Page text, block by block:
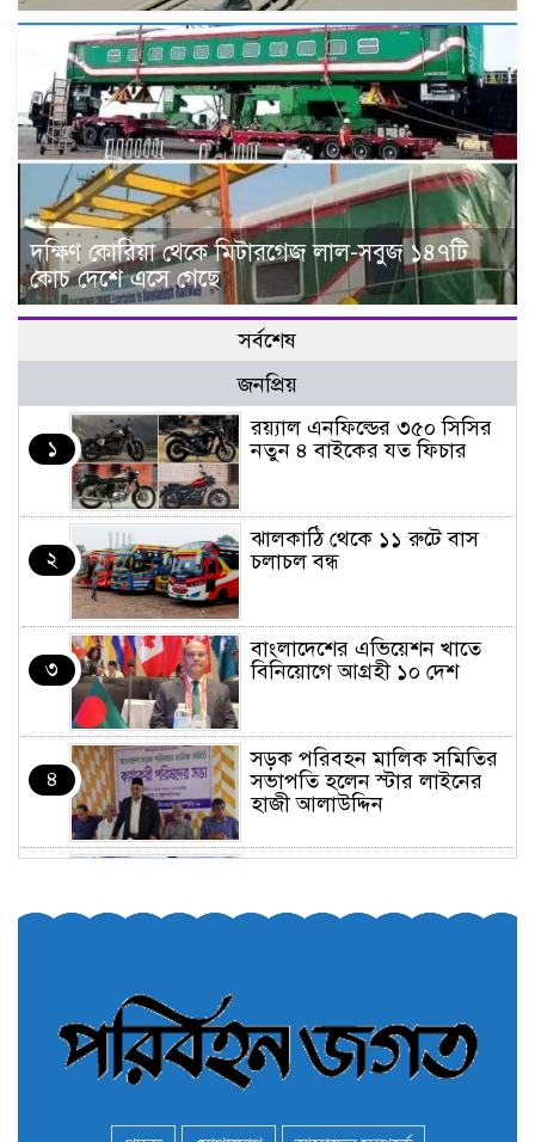
দক্ষিণ কোরিয়া থেকে মিটারগেজ লাল-সবুজ ১৪৭টি
কোচ দেশে এসে গেছে
সর্বশেষ
জনপ্রিয়
১
র‌য়্যাল এনফিল্ডের ৩৫০ সিসির
নতুন ৪ বাইকের যত ফিচার
২
ঝালকাঠি থেকে ১১ রুটে বাস
চলাচল বন্ধ
৩
বাংলাদেশের এভিয়েশন খাতে
বিনিয়োগে আগ্রহী ১০ দেশ
৪
সড়ক পরিবহন মালিক সমিতির
সভাপতি হলেন স্টার লাইনের
হাজী আলাউদ্দিন
অনির্দিষ্টকালের জন্য বাংলাদেশে